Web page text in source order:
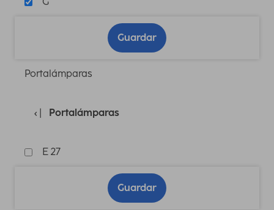
Guardar
Portalámparas
Portalámparas
E 27
Guardar